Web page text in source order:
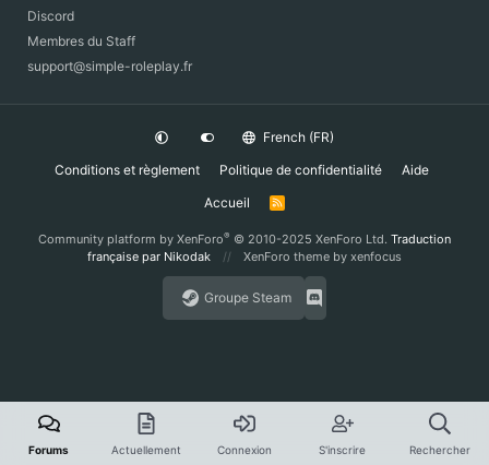
Discord
Membres du Staff
support@simple-roleplay.fr
French (FR)
Conditions et règlement
Politique de confidentialité
Aide
Accueil
R
Community platform by XenForo® © 2010-2025 XenForo Ltd. Traduction
française par Nikodak
XenForo theme by xenfocus
Groupe Steam
Forums Actuellement Connexion S'inscrire Rechercher